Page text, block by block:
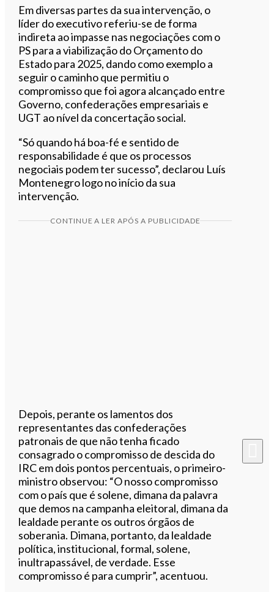
Em diversas partes da sua intervenção, o
líder do executivo referiu-se de forma
indireta ao impasse nas negociações com o
PS para a viabilização do Orçamento do
Estado para 2025, dando como exemplo a
seguir o caminho que permitiu o
compromisso que foi agora alcançado entre
Governo, confederações empresariais e
UGT ao nível da concertação social.
“Só quando há boa-fé e sentido de
responsabilidade é que os processos
negociais podem ter sucesso”, declarou Luís
Montenegro logo no início da sua
intervenção.
CONTINUE A LER APÓS A PUBLICIDADE
Depois, perante os lamentos dos
representantes das confederações
patronais de que não tenha ficado
consagrado o compromisso de descida do
IRC em dois pontos percentuais, o primeiro-
ministro observou: “O nosso compromisso
com o país que é solene, dimana da palavra
que demos na campanha eleitoral, dimana da
lealdade perante os outros órgãos de
soberania. Dimana, portanto, da lealdade
política, institucional, formal, solene,
inultrapassável, de verdade. Esse
compromisso é para cumprir”, acentuou.